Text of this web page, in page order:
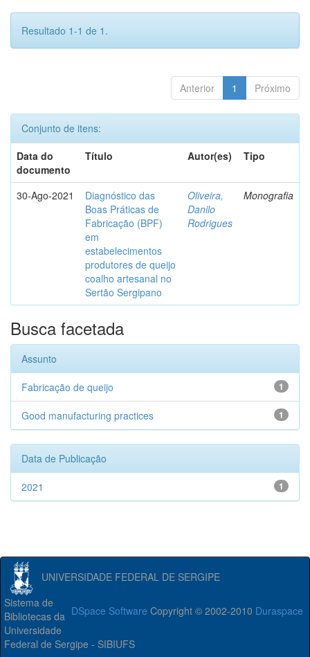
Resultado 1-1 de 1.
Anterior 1 Próximo
Conjunto de itens:
Data do
documento
Título Autor(es) Tipo
30-Ago-2021
Diagnóstico das
Boas Práticas de
Fabricação (BPF)
em
estabelecimentos
produtores de queijo
coalho artesanal no
Sertão Sergipano
Oliveira,
Danilo
Rodrigues
Monografia
Busca facetada
Assunto
1
Fabricação de queijo
1
Good manufacturing practices
Data de Publicação
1
2021
UNIVERSIDADE FEDERAL DE SERGIPE
DSpace Software Copyright © 2002-2010 Duraspace
Sistema de
Bibliotecas da
Universidade
Federal de Sergipe - SIBIUFS